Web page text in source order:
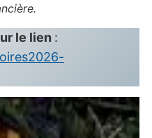
le lien :